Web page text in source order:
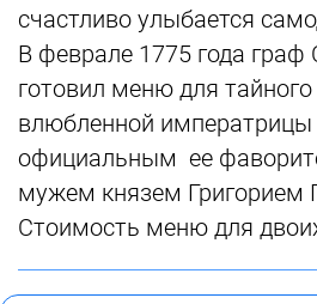
счастливо улыбается
В феврале 1775 года граф
готовил меню для
влюбленной императрицы
официальным ее
мужем князем Григорием
Стоимость меню для